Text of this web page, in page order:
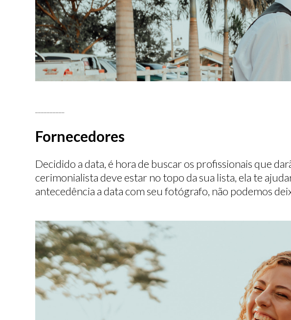
Fornecedores
Decidido a data, é hora de buscar os profissionais que
cerimonialista deve estar no topo da sua lista, ela te
antecedência a data com seu fotógrafo, não podemos